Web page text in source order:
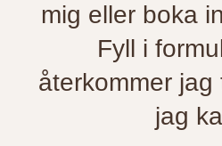
mig eller boka
Fyll i
återkommer jag
jag